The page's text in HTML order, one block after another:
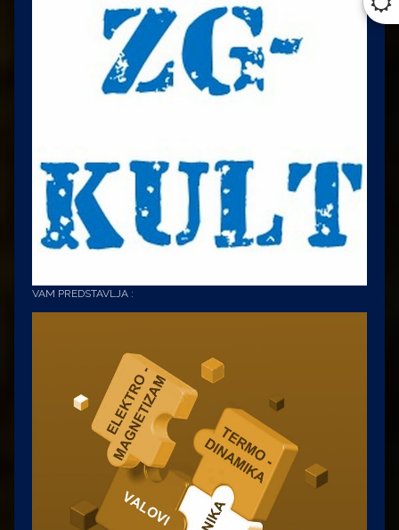
VAM PREDSTAVLJA :